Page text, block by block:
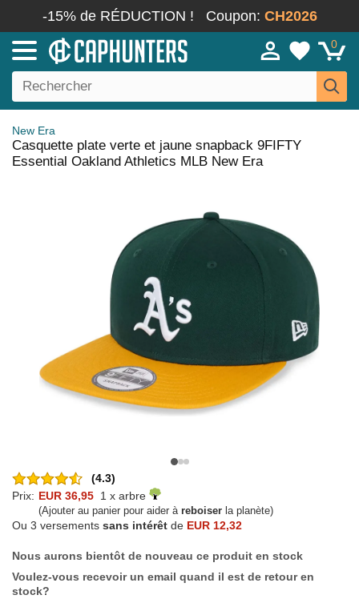
-15% de RÉDUCTION ! Coupon: CH2026
0
New Era
Casquette plate verte et jaune snapback 9FIFTY
Essential Oakland Athletics MLB New Era
(4.3)
Prix: EUR 36,95 1 x arbre
(Ajouter au panier pour aider à reboiser la planète)
Ou 3 versements sans intérêt de EUR 12,32
Nous aurons bientôt de nouveau ce produit en stock
Voulez-vous recevoir un email quand il est de retour en
stock?